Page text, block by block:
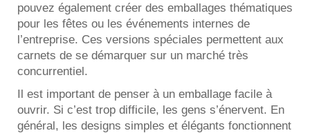
pouvez également créer des emballages thématiques
pour les fêtes ou les événements internes de
l’entreprise. Ces versions spéciales permettent aux
carnets de se démarquer sur un marché très
concurrentiel.
Il est important de penser à un emballage facile à
ouvrir. Si c’est trop difficile, les gens s’énervent. En
général, les designs simples et élégants fonctionnent